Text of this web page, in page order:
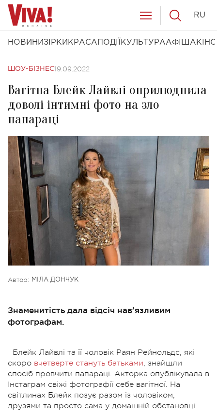
НОВИНИ ЗІРКИ КРАСА ПОДІЇ КУЛЬТУРААФІША КІНО
RU
ШОУ-БІЗНЕС19.09.2022
Вагітна Блейк Лайвлі оприлюднила
доволі інтимні фото на зло
папараці
Автор: МІЛА ДОНЧУК
Знаменитість дала відсіч нав’язливим
фотографам.
Блейк Лайвлі та її чоловік Раян Рейнольдс, які
скоро вчетверте стануть батьками, знайшли
спосіб провчити папараці. Акторка опублікувала в
Інстаграм свіжі фотографії себе вагітної. На
світлинах Блейк позує разом із чоловіком,
друзями та просто сама у домашній обстановці.